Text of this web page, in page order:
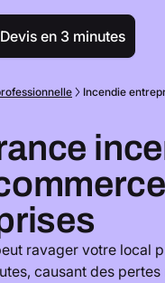
Devis en 3 minutes
Incendie
ravager votre local
causant des